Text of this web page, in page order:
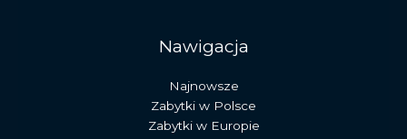
Nawigacja
Najnowsze
Zabytki w Polsce
Zabytki w Europie